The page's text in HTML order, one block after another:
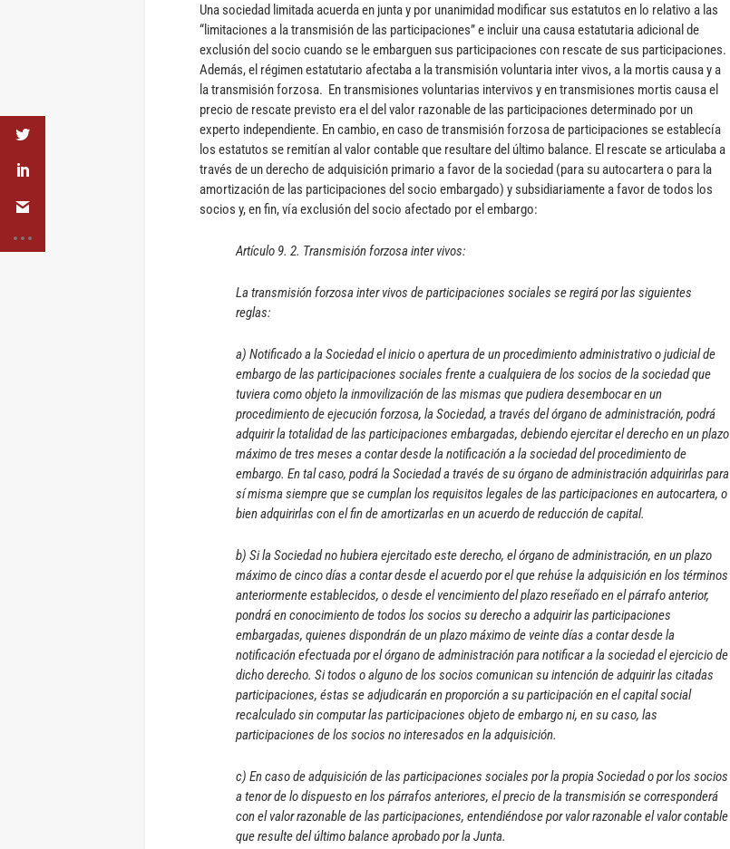
Una sociedad limitada acuerda en junta y por unanimidad modificar sus estatutos en lo relativo a las
“limitaciones a la transmisión de las participaciones” e incluir una causa estatutaria adicional de
exclusión del socio cuando se le embarguen sus participaciones con rescate de sus participaciones.
Además, el régimen estatutario afectaba a la transmisión voluntaria inter vivos, a la mortis causa y a
la transmisión forzosa. En transmisiones voluntarias intervivos y en transmisiones mortis causa el
precio de rescate previsto era el del valor razonable de las participaciones determinado por un
experto independiente. En cambio, en caso de transmisión forzosa de participaciones se establecía
los estatutos se remitían al valor contable que resultare del último balance. El rescate se articulaba a
través de un derecho de adquisición primario a favor de la sociedad (para su autocartera o para la
amortización de las participaciones del socio embargado) y subsidiariamente a favor de todos los
socios y, en fin, vía exclusión del socio afectado por el embargo:
Artículo 9. 2. Transmisión forzosa inter vivos:
La transmisión forzosa inter vivos de participaciones sociales se regirá por las siguientes
reglas:
a) Notificado a la Sociedad el inicio o apertura de un procedimiento administrativo o judicial de
embargo de las participaciones sociales frente a cualquiera de los socios de la sociedad que
tuviera como objeto la inmovilización de las mismas que pudiera desembocar en un
procedimiento de ejecución forzosa, la Sociedad, a través del órgano de administración, podrá
adquirir la totalidad de las participaciones embargadas, debiendo ejercitar el derecho en un plazo
máximo de tres meses a contar desde la notificación a la sociedad del procedimiento de
embargo. En tal caso, podrá la Sociedad a través de su órgano de administración adquirirlas para
sí misma siempre que se cumplan los requisitos legales de las participaciones en autocartera, o
bien adquirirlas con el fin de amortizarlas en un acuerdo de reducción de capital.
b) Si la Sociedad no hubiera ejercitado este derecho, el órgano de administración, en un plazo
máximo de cinco días a contar desde el acuerdo por el que rehúse la adquisición en los términos
anteriormente establecidos, o desde el vencimiento del plazo reseñado en el párrafo anterior,
pondrá en conocimiento de todos los socios su derecho a adquirir las participaciones
embargadas, quienes dispondrán de un plazo máximo de veinte días a contar desde la
notificación efectuada por el órgano de administración para notificar a la sociedad el ejercicio de
dicho derecho. Si todos o alguno de los socios comunican su intención de adquirir las citadas
participaciones, éstas se adjudicarán en proporción a su participación en el capital social
recalculado sin computar las participaciones objeto de embargo ni, en su caso, las
participaciones de los socios no interesados en la adquisición.
c) En caso de adquisición de las participaciones sociales por la propia Sociedad o por los socios
a tenor de lo dispuesto en los párrafos anteriores, el precio de la transmisión se corresponderá
con el valor razonable de las participaciones, entendiéndose por valor razonable el valor contable
que resulte del último balance aprobado por la Junta.